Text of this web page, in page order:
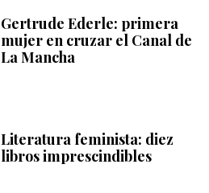
Gertrude Ederle: primera
mujer en cruzar el Canal de
La Mancha
Literatura feminista: diez
libros imprescindibles